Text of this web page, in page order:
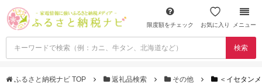
限度額をチェック お気に入り メニュー
検索
ふるさと納税ナビ TOP 返礼品検索 その他 ＜イセタン